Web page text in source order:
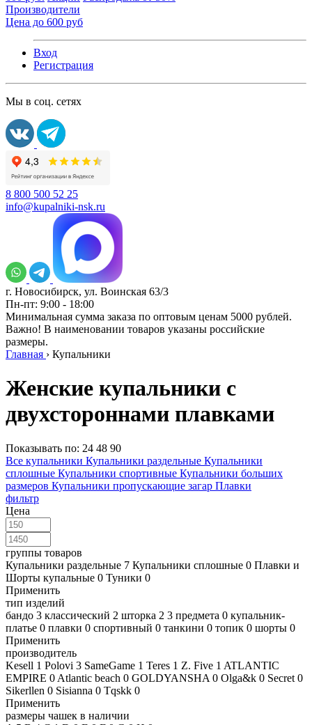
Производители
Цена до 600 руб
Вход
Регистрация
Мы в соц. сетях
8 800 500 52 25
info@kupalniki-nsk.ru
г. Новосибирск, ул. Воинская 63/3
Пн-пт: 9:00 - 18:00
Минимальная сумма заказа по оптовым ценам 5000 рублей.
Важно! В наименовании товаров указаны российские
размеры.
Главная › Купальники
Женские купальники с
двухстороннами плавками
Показывать по: 24 48 90
Все купальники Купальники раздельные Купальники
сплошные Купальники спортивные Купальники больших
размеров Купальники пропускающие загар Плавки
фильтр
Цена
группы товаров
Купальники раздельные 7 Купальники сплошные 0 Плавки и
Шорты купальные 0 Туники 0
Применить
тип изделий
бандо 3 классический 2 шторка 2 3 предмета 0 купальник-
платье 0 плавки 0 спортивный 0 танкини 0 топик 0 шорты 0
Применить
производитель
Kesell 1 Polovi 3 SameGame 1 Teres 1 Z. Five 1 ATLANTIC
EMPIRE 0 Atlantic beach 0 GOLDYANSHA 0 Olga&k 0 Secret 0
Sikerllen 0 Sisianna 0 Tqskk 0
Применить
размеры чашек в наличии